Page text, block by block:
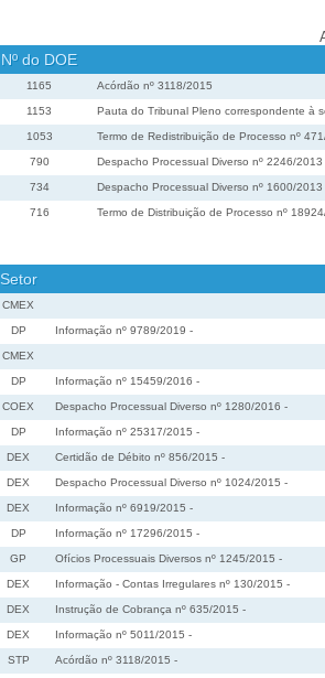
Nº do DOE
1165 Acórdão nº 3118/2015
1153 Pauta do Tribunal Pleno correspondente à
1053 Termo de Redistribuição de Processo nº
790 Despacho Processual Diverso nº 2246/2013
734 Despacho Processual Diverso nº 1600/2013
716 Termo de Distribuição de Processo nº
Setor
CMEX
DP Informação nº 9789/2019 -
CMEX
DP Informação nº 15459/2016 -
COEX Despacho Processual Diverso nº 1280/2016 -
DP Informação nº 25317/2015 -
DEX Certidão de Débito nº 856/2015 -
DEX Despacho Processual Diverso nº 1024/2015 -
DEX Informação nº 6919/2015 -
DP Informação nº 17296/2015 -
GP Ofícios Processuais Diversos nº 1245/2015 -
DEX Informação - Contas Irregulares nº 130/2015 -
DEX Instrução de Cobrança nº 635/2015 -
DEX Informação nº 5011/2015 -
STP Acórdão nº 3118/2015 -